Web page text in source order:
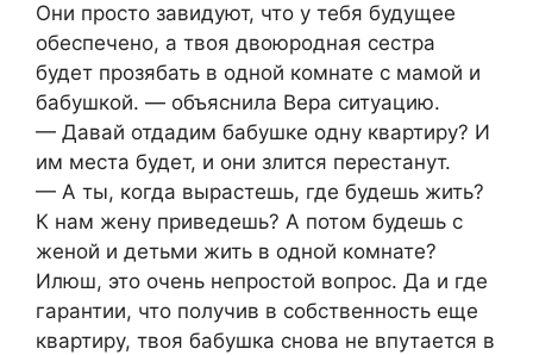
Они просто завидуют, что у тебя будущее
обеспечено, а твоя двоюродная сестра
будет прозябать в одной комнате с мамой и
бабушкой. — объяснила Вера ситуацию.
— Давай отдадим бабушке одну квартиру? И
им места будет, и они злится перестанут.
— А ты, когда вырастешь, где будешь жить?
К нам жену приведешь? А потом будешь с
женой и детьми жить в одной комнате?
Илюш, это очень непростой вопрос. Да и где
гарантии, что получив в собственность еще
квартиру, твоя бабушка снова не впутается в